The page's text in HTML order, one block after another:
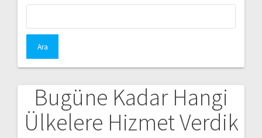
Bugüne Kadar Hangi
Ülkelere Hizmet Verdik